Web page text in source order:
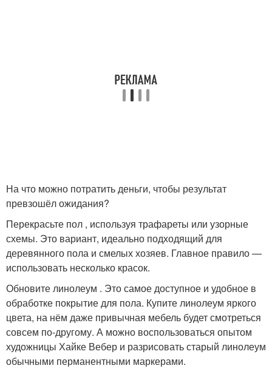
На что можно потратить деньги, чтобы результат
превзошёл ожидания?
Перекрасьте пол , используя трафареты или узорные
схемы. Это вариант, идеально подходящий для
деревянного пола и смелых хозяев. Главное правило —
использовать несколько красок.
Обновите линолеум . Это самое доступное и удобное в
обработке покрытие для пола. Купите линолеум яркого
цвета, на нём даже привычная мебель будет смотреться
совсем по-другому. А можно воспользоваться опытом
художницы Хайке Вебер и разрисовать старый линолеум
обычными перманентными маркерами.